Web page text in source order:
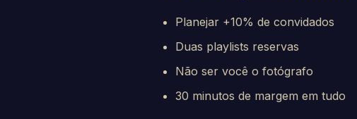
Planejar +10% de convidados
Duas playlists reservas
Não ser você o fotógrafo
30 minutos de margem em tudo